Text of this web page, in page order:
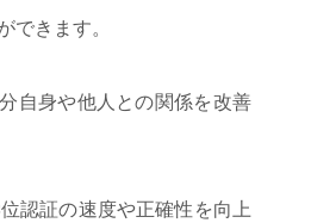
きます。
自身や他人との関係を改善
認証の速度や正確性を向上